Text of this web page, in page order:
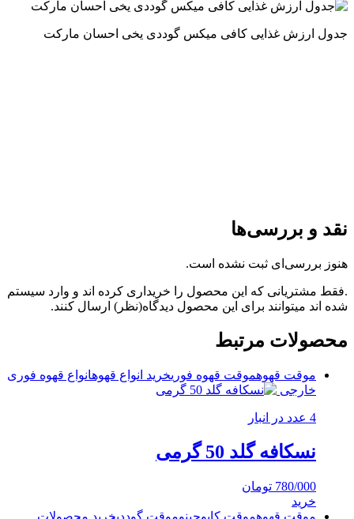
جدول ارزش غذایی کافی میکس گوددی یخی احسان مارکت
نقد و بررسی‌ها
هنوز بررسی‌ای ثبت نشده است.
.فقط مشتریانی که این محصول را خریداری کرده اند و وارد سیستم
شده اند میتوانند برای این محصول دیدگاه(نظر) ارسال کنند.
محصولات مرتبط
موقت قهوهموقت قهوه فوریخرید انواع قهوهانواع قهوه فوری
خارجی
4 عدد در انبار
نسکافه گلد 50 گرمی
780/000 تومان
خرید
موقت قهوهموقت کاپوچینوموقت گوددیخرید محصولات